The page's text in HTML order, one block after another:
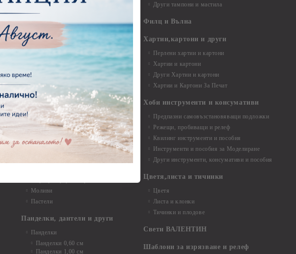
Макраме Основи - до 6,00 см
Макраме Основи - над 15,00 см
Макраме - Други материали
Опаковки
Мебелен обков и аксесоари
Дръжки
Закачалки
Крака за мебели
Други аксесоари, материали и
инструменти
Моливи, маркери, химикали,
Моливи
Пастели
Панделки, дантели и други
Панделки
Панделки 0,60 см
Панделки 1,00 см
Други тампони и мастила
Филц и Вълна
Хартии,картони и други
Перлени хартии и картони
Хартии и картони
Други Хартии и картони
Хартии и Картони За Печат
Хоби инструменти и консумативи
Предпазни самовъзстановяващи подложки
Режещи, пробиващи и релеф
Квилинг инструменти и пособия
Инструменти и пособия за Моделиране
Други инструменти, консумативи и пособия
Цветя,листа и тичинки
Цветя
Листа и клонки
Тичинки и плодове
Свети ВАЛЕНТИН
Шаблони за изрязване и релеф